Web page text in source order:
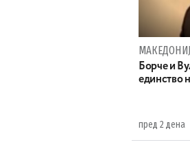
Борче и
единство
пред 2 дена